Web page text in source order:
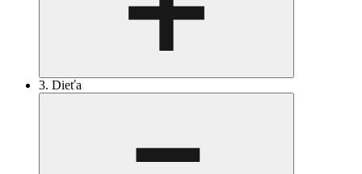
3. Dieťa